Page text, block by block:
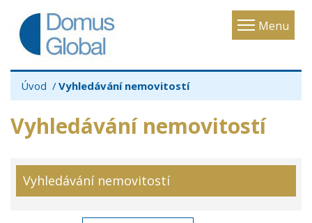
Menu
Toggle
Úvod Vyhledávání nemovitostí
Vyhledávání nemovitostí
Vyhledávání nemovitostí